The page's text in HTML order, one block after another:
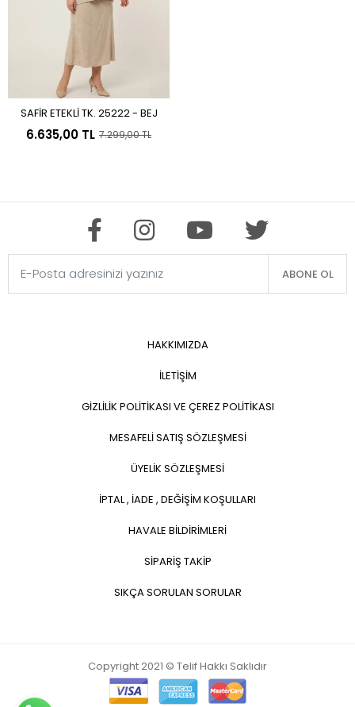
Sepete Ekle
SAFİR ETEKLİ TK. 25222 - BEJ
6.635,00 TL 7.299,00 TL
ABONE OL
HAKKIMIZDA
İLETİŞİM
GİZLİLİK POLİTİKASI VE ÇEREZ POLİTİKASI
MESAFELİ SATIŞ SÖZLEŞMESİ
ÜYELİK SÖZLEŞMESİ
İPTAL , İADE , DEĞİŞİM KOŞULLARI
HAVALE BİLDİRİMLERİ
SİPARİŞ TAKİP
SIKÇA SORULAN SORULAR
Copyright 2021 © Telif Hakkı Saklıdır